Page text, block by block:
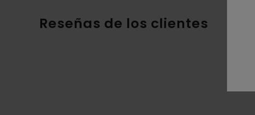
Reseñas de los clientes